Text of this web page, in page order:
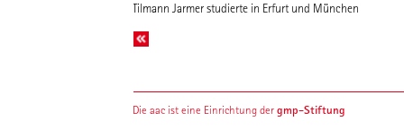
Tilmann Jarmer studierte in Erfurt und München
Die aac ist eine Einrichtung dergmp-Stiftung